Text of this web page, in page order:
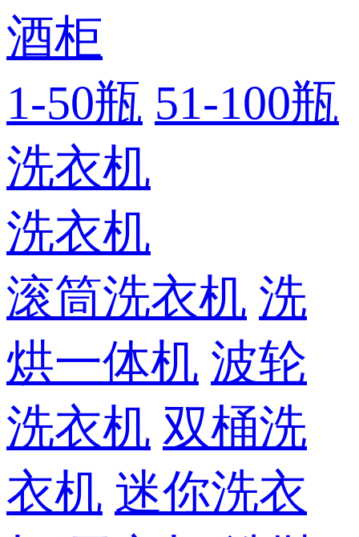
酒柜
1-50瓶 51-100瓶
洗衣机
洗衣机
滚筒洗衣机 洗
烘一体机 波轮
洗衣机 双桶洗
衣机 迷你洗衣